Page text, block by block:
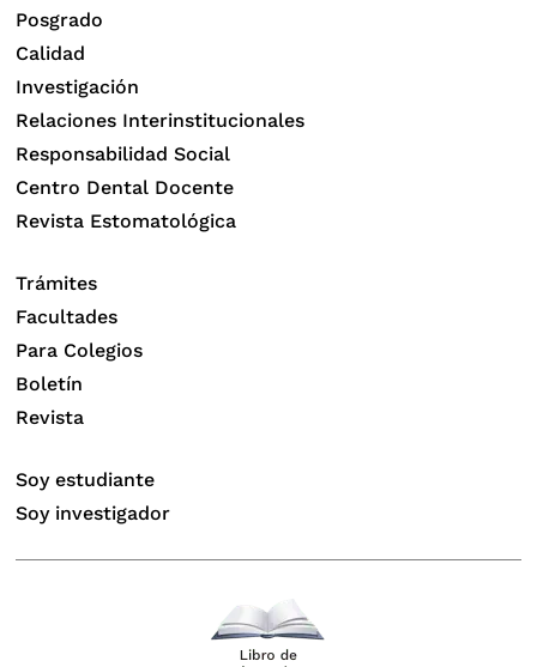
Posgrado
Calidad
Investigación
Relaciones Interinstitucionales
Responsabilidad Social
Centro Dental Docente
Revista Estomatológica
Trámites
Facultades
Para Colegios
Boletín
Revista
Soy estudiante
Soy investigador